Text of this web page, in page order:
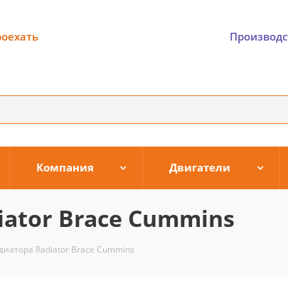
Компания Двигатели
Brace Cummins
Radiator Brace Cummins